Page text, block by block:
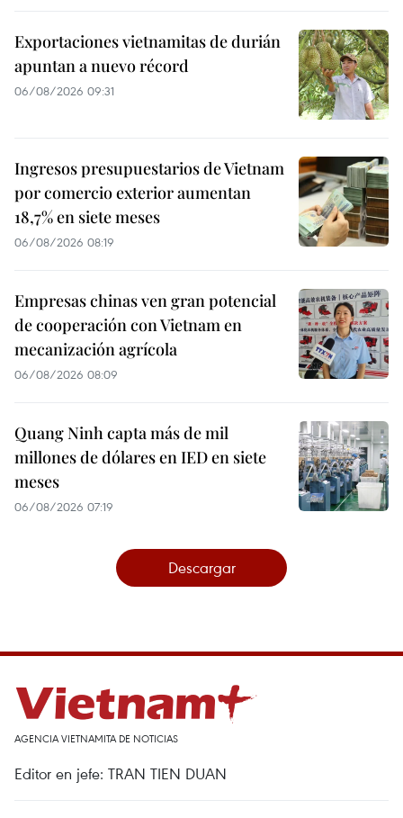
Exportaciones vietnamitas de durián
apuntan a nuevo récord
06/08/2026 09:31
Ingresos presupuestarios de Vietnam
por comercio exterior aumentan
18,7% en siete meses
06/08/2026 08:19
Empresas chinas ven gran potencial
de cooperación con Vietnam en
mecanización agrícola
06/08/2026 08:09
Quang Ninh capta más de mil
millones de dólares en IED en siete
meses
06/08/2026 07:19
Descargar
AGENCIA VIETNAMITA DE NOTICIAS
Editor en jefe: TRAN TIEN DUAN